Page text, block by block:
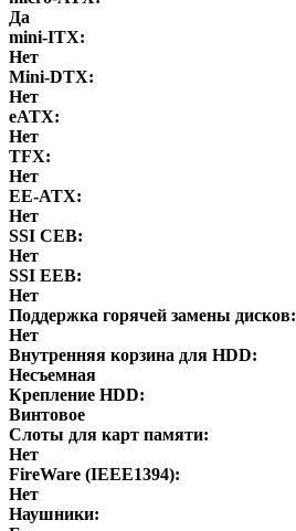
Да
mini-ITX:
Нет
Mini-DTX:
Нет
eATX:
Нет
ТFХ:
Нет
EE-ATX:
Нет
SSI CEB:
Нет
SSI EEB:
Нет
Поддержка горячей замены дисков:
Нет
Внутренняя корзина для HDD:
Несъемная
Крепление HDD:
Винтовое
Слоты для карт памяти:
Нет
FireWare (IEEE1394):
Нет
Наушники: